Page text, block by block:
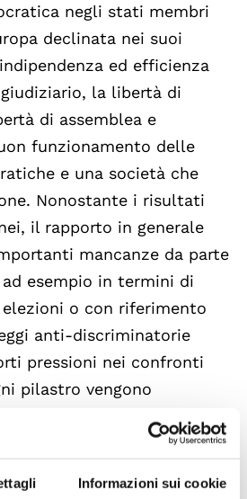
Informazioni sui cookie
negli stati membri
declinata nei suoi
ed efficienza
la libertà di
di assemblea e
funzionamento delle
e una società che
Nonostante i risultati
il rapporto in generale
mancanze da parte
esempio in termini di
o con riferimento
anti-discriminatorie
pressioni nei confronti
pilastro vengono
per superarli. La